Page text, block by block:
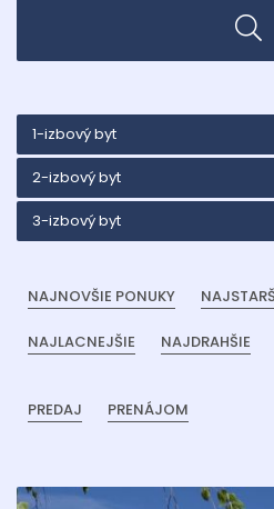
1-izbový byt
2-izbový byt
3-izbový byt
NAJNOVŠIE PONUKY
NAJLACNEJŠIE NAJDRAHŠIE
PREDAJ PRENÁJOM